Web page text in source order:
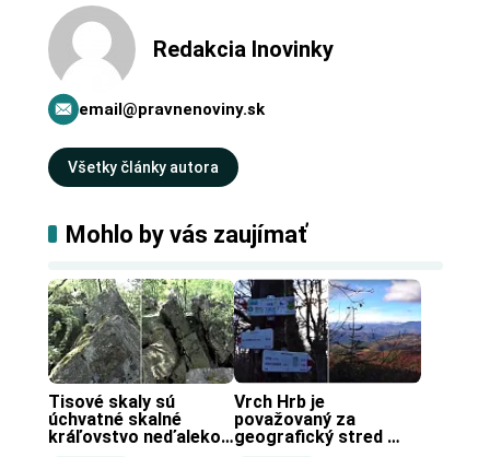
Redakcia Inovinky
email@pravnenoviny.sk
Všetky články autora
Mohlo by vás zaujímať
Tisové skaly sú
úchvatné skalné
kráľovstvo neďaleko
Vrch Hrb je
považovaný za
geografický stred